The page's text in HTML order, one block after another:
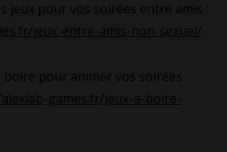
jeux pour vos soirées entre amis :
jeux-entre-amis-non-sexuel/
boire pour animer vos soirées
games.fr/jeux-a-boire-